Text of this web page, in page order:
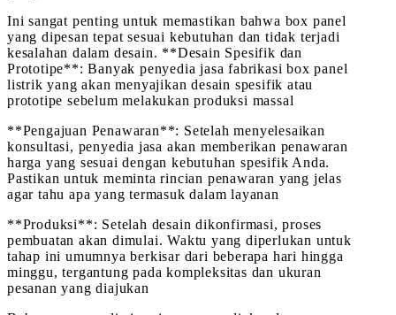
Ini sangat penting untuk memastikan bahwa box panel
yang dipesan tepat sesuai kebutuhan dan tidak terjadi
kesalahan dalam desain. **Desain Spesifik dan
Prototipe**: Banyak penyedia jasa fabrikasi box panel
listrik yang akan menyajikan desain spesifik atau
prototipe sebelum melakukan produksi massal
**Pengajuan Penawaran**: Setelah menyelesaikan
konsultasi, penyedia jasa akan memberikan penawaran
harga yang sesuai dengan kebutuhan spesifik Anda.
Pastikan untuk meminta rincian penawaran yang jelas
agar tahu apa yang termasuk dalam layanan
**Produksi**: Setelah desain dikonfirmasi, proses
pembuatan akan dimulai. Waktu yang diperlukan untuk
tahap ini umumnya berkisar dari beberapa hari hingga
minggu, tergantung pada kompleksitas dan ukuran
pesanan yang diajukan